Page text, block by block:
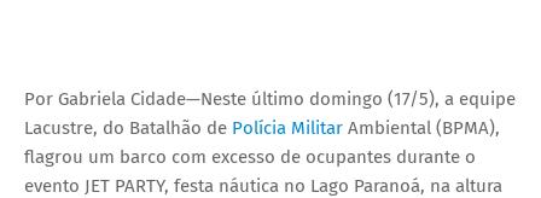
Por Gabriela Cidade—Neste último domingo (17/5), a equipe
Lacustre, do Batalhão de Polícia Militar Ambiental (BPMA),
flagrou um barco com excesso de ocupantes durante o
evento JET PARTY, festa náutica no Lago Paranoá, na altura